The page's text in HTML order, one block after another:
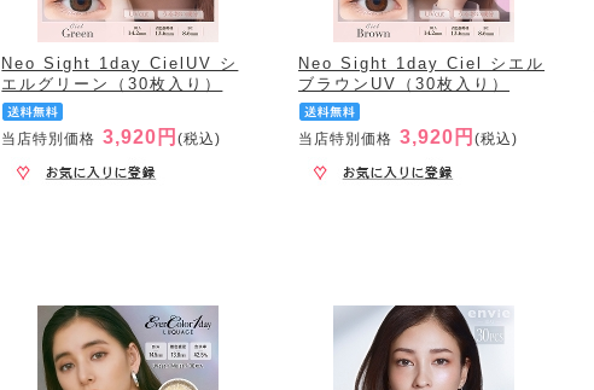
Neo Sight 1day CielUV シ
エルグリーン（30枚入り）
当店特別価格 3,920円(税込)
Neo Sight 1day Ciel シエル
ブラウンUV（30枚入り）
当店特別価格 3,920円(税込)